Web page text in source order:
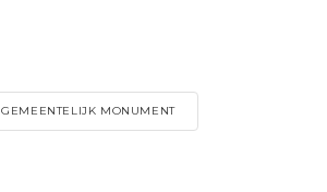
GEMEENTELIJK MONUMENT